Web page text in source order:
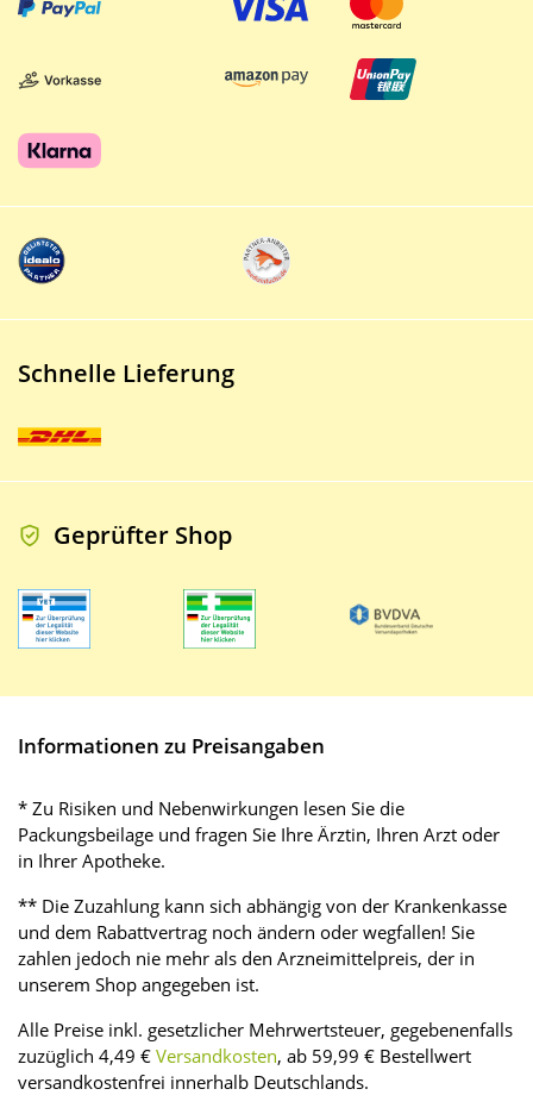
Schnelle Lieferung
Geprüfter Shop
Informationen zu Preisangaben
* Zu Risiken und Nebenwirkungen lesen Sie die
Packungsbeilage und fragen Sie Ihre Ärztin, Ihren Arzt oder
in Ihrer Apotheke.
** Die Zuzahlung kann sich abhängig von der Krankenkasse
und dem Rabattvertrag noch ändern oder wegfallen! Sie
zahlen jedoch nie mehr als den Arzneimittelpreis, der in
unserem Shop angegeben ist.
Alle Preise inkl. gesetzlicher Mehrwertsteuer, gegebenenfalls
zuzüglich 4,49 € Versandkosten, ab 59,99 € Bestellwert
versandkostenfrei innerhalb Deutschlands.